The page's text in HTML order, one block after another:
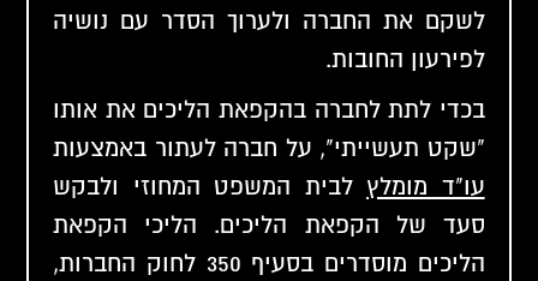
לשקם את החברה ולערוך הסדר עם נושיה
לפירעון החובות.
בכדי לתת לחברה בהקפאת הליכים את אותו
"שקט תעשייתי", על חברה לעתור באמצעות
עו"ד מומלץ לבית המשפט המחוזי ולבקש
סעד של הקפאת הליכים. הליכי הקפאת
הליכים מוסדרים בסעיף 350 לחוק החברות,